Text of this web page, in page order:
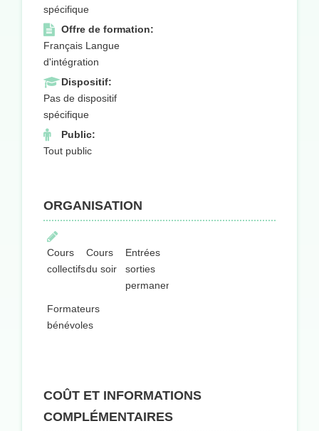
spécifique
Offre de formation:
Français Langue
d'intégration
Dispositif:
Pas de dispositif
spécifique
Public:
Tout public
ORGANISATION
Cours
collectifs
Cours
du soir
Entrées
sorties
permanentes
Formateurs
bénévoles
COÛT ET INFORMATIONS
COMPLÉMENTAIRES